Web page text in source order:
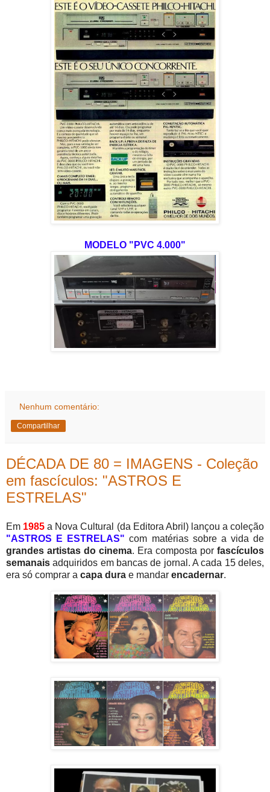
MODELO "PVC 4.000"
Nenhum comentário:
Compartilhar
DÉCADA DE 80 = IMAGENS - Coleção
em fascículos: "ASTROS E
ESTRELAS"
Em 1985 a Nova Cultural (da Editora Abril) lançou a coleção
"ASTROS E ESTRELAS" com matérias sobre a vida de
grandes artistas do cinema. Era composta por fascículos
semanais adquiridos em bancas de jornal. A cada 15 deles,
era só comprar a capa dura e mandar encadernar.